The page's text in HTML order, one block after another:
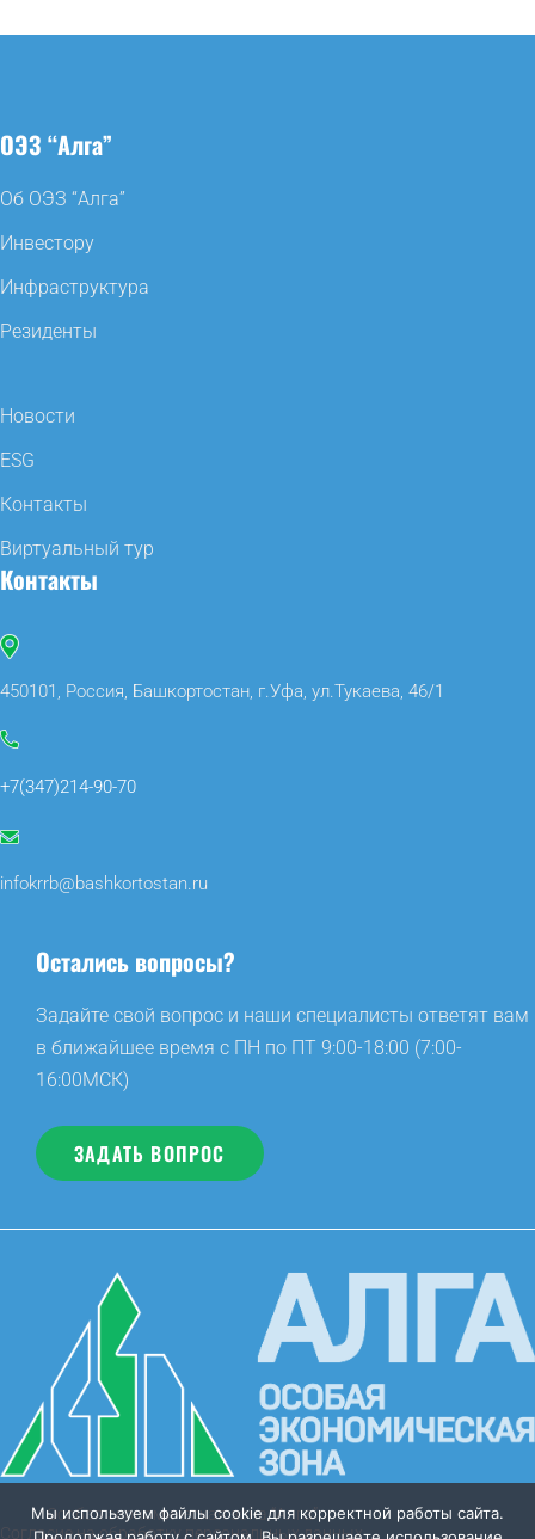
ОЭЗ “Алга”
Об ОЭЗ “Алга”
Инвестору
Инфраструктура
Резиденты
Новости
ESG
Контакты
Виртуальный тур
Контакты
450101, Россия, Башкортостан, г.Уфа, ул.Тукаева, 46/1
+7(347)214-90-70
infokrrb@bashkortostan.ru
Остались вопросы?
Задайте свой вопрос и наши специалисты ответят вам
в ближайшее время с ПН по ПТ 9:00-18:00 (7:00-
16:00МСК)
ЗАДАТЬ ВОПРОС
Особая экономическая зона “Алга”
Согласие на обработку персональных данных
Мы используем файлы cookie для корректной работы сайта.